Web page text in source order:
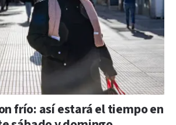
frío: así estará el tiempo en